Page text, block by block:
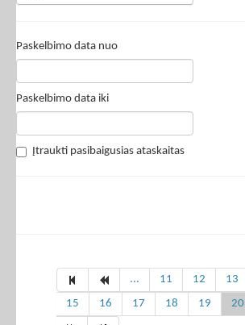
Paskelbimo data nuo
Paskelbimo data iki
Įtraukti pasibaigusias ataskaitas
... 11 12 13
15
16 17 18 19 20